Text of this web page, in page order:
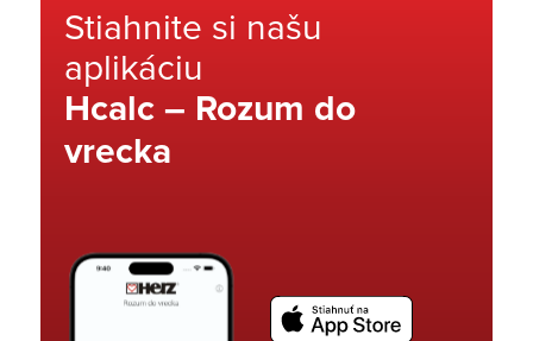
Stiahnite si našu
aplikáciu
Hcalc – Rozum do
vrecka